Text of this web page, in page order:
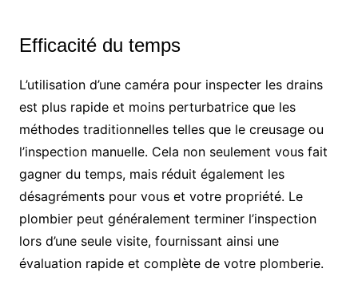
Efficacité du temps
L’utilisation d’une caméra pour inspecter les drains
est plus rapide et moins perturbatrice que les
méthodes traditionnelles telles que le creusage ou
l’inspection manuelle. Cela non seulement vous fait
gagner du temps, mais réduit également les
désagréments pour vous et votre propriété. Le
plombier peut généralement terminer l’inspection
lors d’une seule visite, fournissant ainsi une
évaluation rapide et complète de votre plomberie.